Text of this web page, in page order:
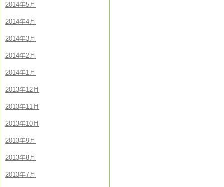
2014年5月
2014年4月
2014年3月
2014年2月
2014年1月
2013年12月
2013年11月
2013年10月
2013年9月
2013年8月
2013年7月